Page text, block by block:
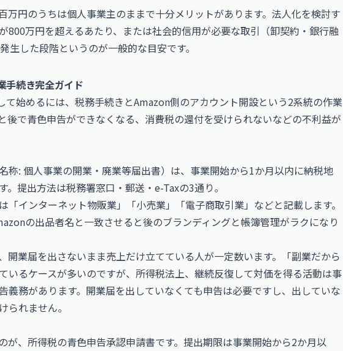
万円のうちは個人事業主のままで十分メリットがあります。法人化を検討す
800万円を超えるあたり、または社会的信用が必要な取引（卸契約・銀行融
生した段階というのが一般的な目安です。
手続き完全ガイド
て始めるには、税務手続きとAmazon側のアカウント開設という2系統の作業
後で青色申告ができなくなる、消費税の還付を受けられないなどの不利益が
称: 個人事業の開業・廃業等届出書）は、事業開始から1か月以内に納税地
。提出方法は税務署窓口・郵送・e-Taxの3通り。
「インターネット物販業」「小売業」「電子商取引業」などと記載します。
の出品者名と一致させると後のブランディングと帳簿管理がラクになり
開業届を出さないまま売上だけ立てている人が一定数います。「副業だから
いるケースが多いのですが、所得税法上、継続反復して対価を得る活動は事
義務があります。開業届を出していなくても申告は必要ですし、出していな
られません。
が、所得税の青色申告承認申請書です。提出期限は事業開始から2か月以